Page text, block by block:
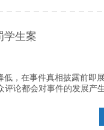
学生案
，在事件真相披露前即
评论都会对事件的发展产